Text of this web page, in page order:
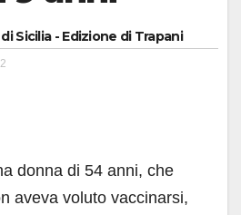
Sicilia - Edizione di Trapani
donna di 54 anni, che
aveva voluto vaccinarsi,